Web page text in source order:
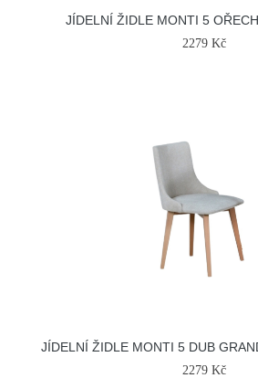
JÍDELNÍ ŽIDLE MONTI 5
2279 Kč
JÍDELNÍ ŽIDLE MONTI 5 DUB
2279 Kč